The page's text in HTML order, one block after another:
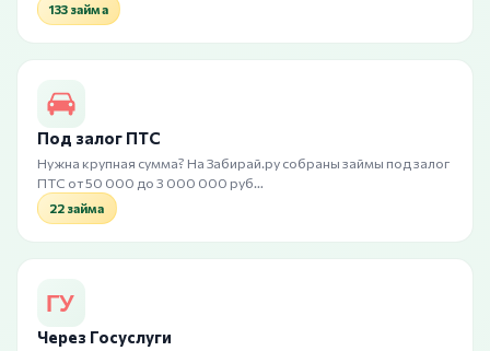
133 займа
Под залог ПТС
Нужна крупная сумма? На Забирай.ру собраны займы под залог
ПТС от 50 000 до 3 000 000 руб…
22 займа
Через Госуслуги